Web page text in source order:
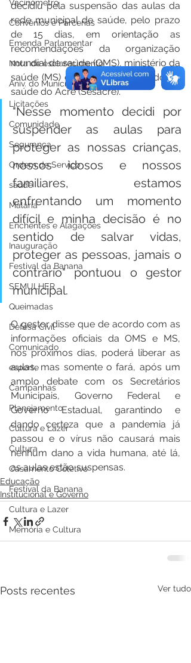
Vacinômetro
Convênios e Parcerias
Emenda Parlamentar
Nota de esclarecimento
Aniv. do Município
Licitações
Comunidade
Segurança
Ordem de Serviço
saúde
Malária
Enchentes e Alagações
Inauguração
Festival da Banana
SEMULHER
Queimadas
Defesa Civil
Comunicado
esporte
Campanhas
Planejamento
Cultura e Lazer
Cultura
Casamento Coletivo
Festival da Banana
Cultura e Lazer
Memória e Cultura
decidiu pela suspensão das aulas da
rede municipal de saúde, pelo prazo
de 15 dias, em orientação as
recomendações da organização
mundial de saúde (OMS), ministério da
saúde (MS) e secretaria de estado de
saúde do Acre (Sesacre).
"Nesse momento decidi por
suspender as aulas para
proteger as nossas crianças,
nossos idosos e nossos
familiares, estamos
enfrentando um momento
difícil e minha decisão é no
sentido de salvar vidas,
proteger as pessoas, jamais o
contrário" pontuou o gestor
municipal.
O gestor disse que de acordo com as
informações oficiais da OMS e MS,
nos próximos dias, poderá liberar as
aulas, mas somente o fará, após um
amplo debate com os Secretários
Municipais, Governo Federal e
Governo Estadual, garantindo e
dando certeza que a pandemia já
passou e o vírus não causará mais
nenhum dano a vida humana, até lá,
as aulas estão suspensas.
Educação
Institucional e Governo
Posts recentes Ver tudo